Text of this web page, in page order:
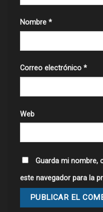
Nombre *
Correo electrónico *
Web
Guarda mi nombre,
este navegador para la